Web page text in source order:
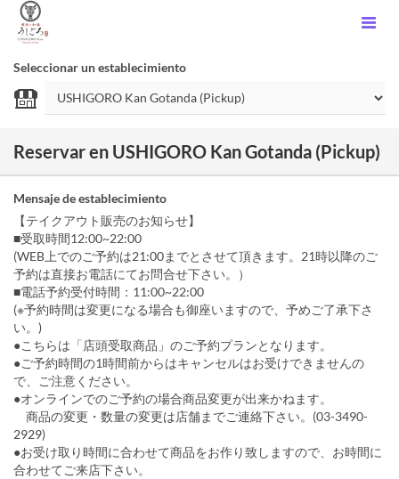
Seleccionar un establecimiento
Reservar en USHIGORO Kan Gotanda (Pickup)
Mensaje de establecimiento
【テイクアウト販売のお知らせ】
■受取時間12:00~22:00
(WEB上でのご予約は21:00までとさせて頂きます。21時以降のご
予約は直接お電話にてお問合せ下さい。）
■電話予約受付時間：11:00~22:00
(※予約時間は変更になる場合も御座いますので、予めご了承下さ
い。)
●こちらは「店頭受取商品」のご予約プランとなります。
●ご予約時間の1時間前からはキャンセルはお受けできませんの
で、ご注意ください。
●オンラインでのご予約の場合商品変更が出来かねます。
商品の変更・数量の変更は店舗までご連絡下さい。(03-3490-
2929)
●お受け取り時間に合わせて商品をお作り致しますので、お時間に
合わせてご来店下さい。